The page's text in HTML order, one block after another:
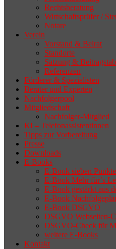
Rechtsberatung
Wirtschaftsprüfer /
Notare
Verein
Vorstand & Beirat
Standorte
Satzung &
Referenzen
Förderer & Spezialisten
Berater und Experten
Nachfolgerpool
Mitgliedschaft
Nachfolger-Mitglied
KI – Telefonassistentinnen
Tipps zur Vorbereitung
Presse
Downloads
E-Books
E-Book sieben
E-Book Mehr für’s
E-Book gestärkt aus
E-Book
E-Book DSGVO
DSGVO Webseiten-
DSGVO-Check für
weitere E-Books
Kontakt